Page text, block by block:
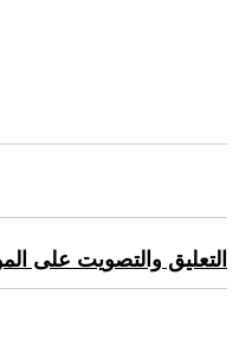
التعليق والتصويت على